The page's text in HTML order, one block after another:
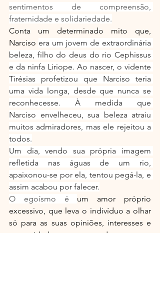
sentimentos de compreensão,
fraternidade e solidariedade.
Conta um determinado mito que,
Narciso era um jovem de extraordinária
beleza, filho do deus do rio Cephissus
e da ninfa Liriope. Ao nascer, o vidente
Tirésias profetizou que Narciso teria
uma vida longa, desde que nunca se
reconhecesse. À medida que
Narciso envelheceu, sua beleza atraiu
muitos admiradores, mas ele rejeitou a
todos.
Um dia, vendo sua própria imagem
refletida nas águas de um rio,
apaixonou-se por ela, tentou pegá-la, e
assim acabou por falecer.
O egoísmo é um amor próprio
excessivo, que leva o indivíduo a olhar
só para as suas opiniões, interesses e
necessidades, e que despreza as